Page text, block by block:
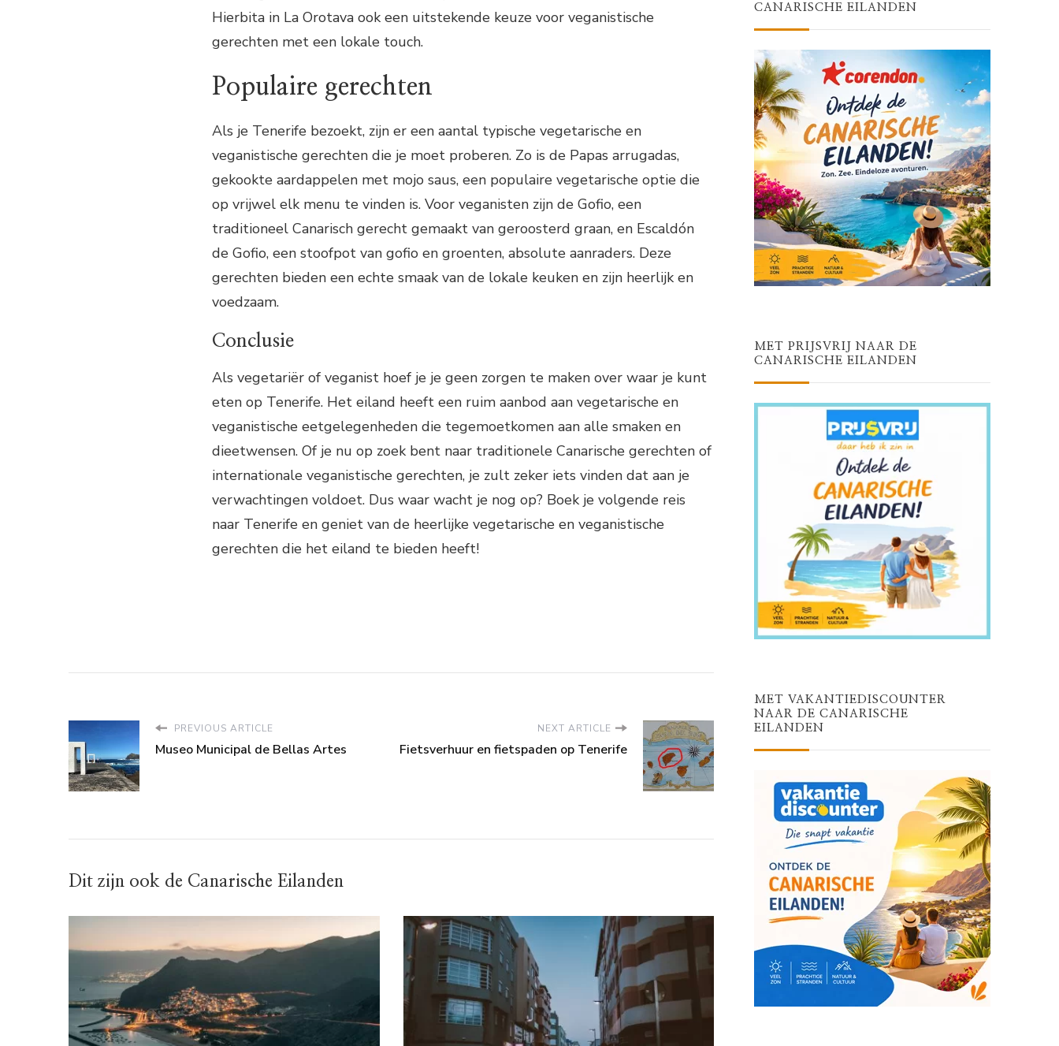
Hierbita in La Orotava ook een uitstekende keuze voor veganistische
gerechten met een lokale touch.
Populaire gerechten
Als je Tenerife bezoekt, zijn er een aantal typische vegetarische en
veganistische gerechten die je moet proberen. Zo is de Papas arrugadas,
gekookte aardappelen met mojo saus, een populaire vegetarische optie die
op vrijwel elk menu te vinden is. Voor veganisten zijn de Gofio, een
traditioneel Canarisch gerecht gemaakt van geroosterd graan, en Escaldón
de Gofio, een stoofpot van gofio en groenten, absolute aanraders. Deze
gerechten bieden een echte smaak van de lokale keuken en zijn heerlijk en
voedzaam.
Conclusie
Als vegetariër of veganist hoef je je geen zorgen te maken over waar je kunt
eten op Tenerife. Het eiland heeft een ruim aanbod aan vegetarische en
veganistische eetgelegenheden die tegemoetkomen aan alle smaken en
dieetwensen. Of je nu op zoek bent naar traditionele Canarische gerechten of
internationale veganistische gerechten, je zult zeker iets vinden dat aan je
verwachtingen voldoet. Dus waar wacht je nog op? Boek je volgende reis
naar Tenerife en geniet van de heerlijke vegetarische en veganistische
gerechten die het eiland te bieden heeft!
PREVIOUS ARTICLE
Museo Municipal de Bellas Artes
NEXT ARTICLE
Fietsverhuur en fietspaden op Tenerife
Dit zijn ook de Canarische Eilanden
CANARISCHE EILANDEN
MET PRIJSVRIJ NAAR DE
CANARISCHE EILANDEN
MET VAKANTIEDISCOUNTER
NAAR DE CANARISCHE
EILANDEN